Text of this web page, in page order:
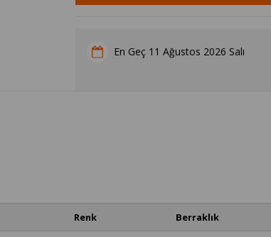
En Geç 11 Ağustos 2026 Salı
Renk Berraklık